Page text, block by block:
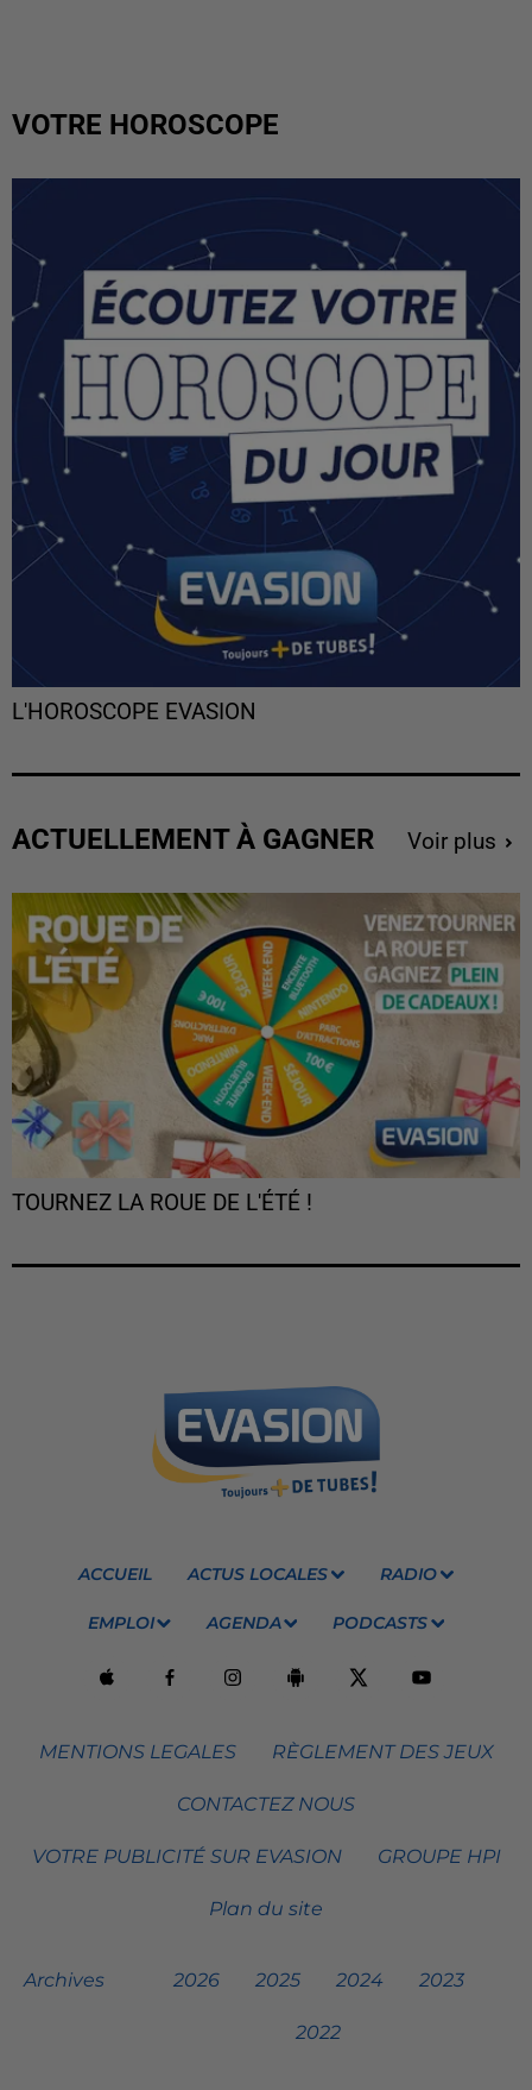
VOTRE HOROSCOPE
L'HOROSCOPE EVASION
ACTUELLEMENT À GAGNER Voir plus
TOURNEZ LA ROUE DE L'ÉTÉ !
ACCUEIL ACTUS LOCALES RADIO
EMPLOI AGENDA PODCASTS
MENTIONS LEGALES RÈGLEMENT DES JEUX
CONTACTEZ NOUS
VOTRE PUBLICITÉ SUR EVASION GROUPE HPI
Plan du site
Archives 2026 2025 2024 2023
2022